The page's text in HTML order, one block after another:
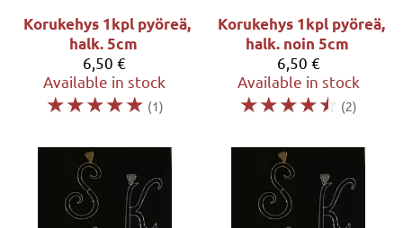
Korukehys 1kpl pyöreä,
halk. 5cm
6,50 €
Available in stock
☆☆☆☆☆ (1)
Korukehys 1kpl pyöreä,
halk. noin 5cm
6,50 €
Available in stock
☆☆☆☆☆ (2)